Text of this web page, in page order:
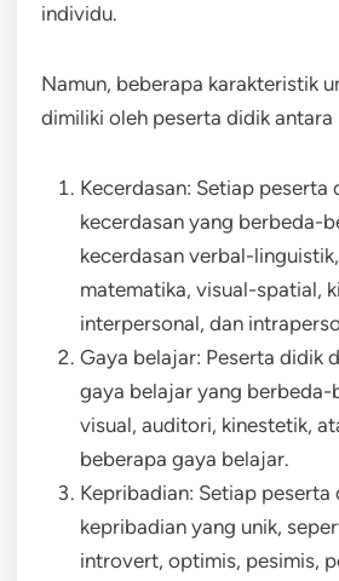
individu.
Namun, beberapa karakteristik
dimiliki oleh peserta didik antara
Kecerdasan: Setiap peserta
kecerdasan yang berbeda-
kecerdasan verbal-
matematika, visual-spatial,
interpersonal, dan
Gaya belajar: Peserta didik
gaya belajar yang berbeda-
visual, auditori, kinestetik,
beberapa gaya belajar.
Kepribadian: Setiap peserta
kepribadian yang unik,
introvert, optimis, pesimis,